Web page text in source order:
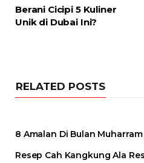
Berani Cicipi 5 Kuliner
Unik di Dubai Ini?
RELATED POSTS
8 Amalan Di Bulan
Resep Cah Kangkung Ala